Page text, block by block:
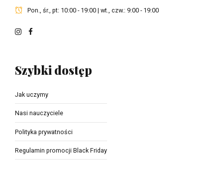
Pon., śr., pt: 10:00 - 19:00 | wt., czw.: 9:00 - 19:00
Szybki dostęp
Jak uczymy
Nasi nauczyciele
Polityka prywatności
Regulamin promocji Black Friday